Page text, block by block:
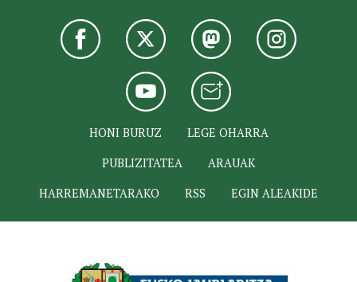
HONI BURUZ
LEGE OHARRA
PUBLIZITATEA
ARAUAK
HARREMANETARAKO
RSS EGIN ALEAKIDE